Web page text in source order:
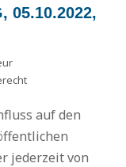
05.10.2022,
auf den
jederzeit von